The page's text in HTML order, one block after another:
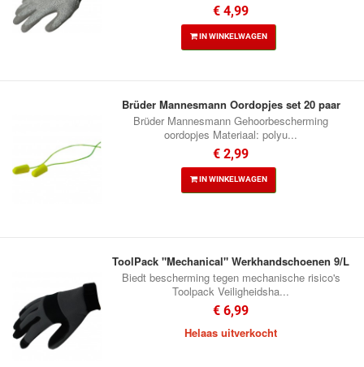
€ 4,99
IN WINKELWAGEN
Brüder Mannesmann Oordopjes set 20 paar
Brüder Mannesmann Gehoorbescherming
oordopjes Materiaal: polyu...
€ 2,99
IN WINKELWAGEN
ToolPack "Mechanical" Werkhandschoenen 9/L
Biedt bescherming tegen mechanische risico's
Toolpack Veiligheidsha...
€ 6,99
Helaas uitverkocht